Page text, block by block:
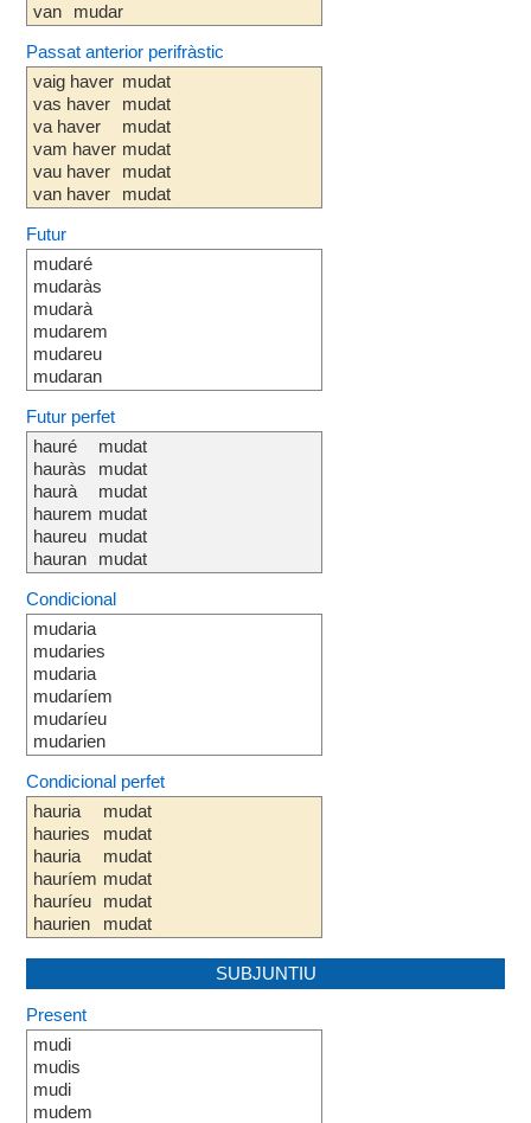
van
mudar
Passat anterior perifràstic
vaig haver
vas haver
va haver
vam haver
vau haver
van haver
mudat
mudat
mudat
mudat
mudat
mudat
Futur
mudaré
mudaràs
mudarà
mudarem
mudareu
mudaran
Futur perfet
hauré
hauràs
haurà
haurem
haureu
hauran
mudat
mudat
mudat
mudat
mudat
mudat
Condicional
mudaria
mudaries
mudaria
mudaríem
mudaríeu
mudarien
Condicional perfet
hauria
hauries
hauria
hauríem
hauríeu
haurien
mudat
mudat
mudat
mudat
mudat
mudat
SUBJUNTIU
Present
mudi
mudis
mudi
mudem